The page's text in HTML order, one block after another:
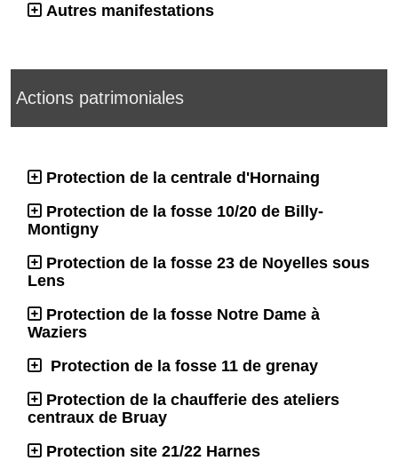
Autres manifestations
Actions patrimoniales
Protection de la centrale d'Hornaing
Protection de la fosse 10/20 de Billy-
Montigny
Protection de la fosse 23 de Noyelles sous
Lens
Protection de la fosse Notre Dame à
Waziers
Protection de la fosse 11 de grenay
Protection de la chaufferie des ateliers
centraux de Bruay
Protection site 21/22 Harnes